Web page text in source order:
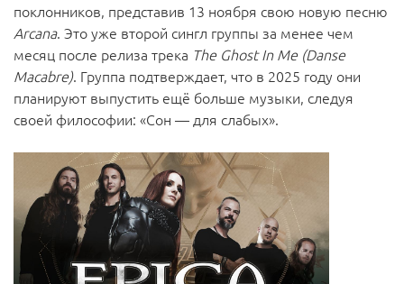
поклонников, представив 13 ноября свою новую песню
Arcana. Это уже второй сингл группы за менее чем
месяц после релиза трека The Ghost In Me (Danse
Macabre). Группа подтверждает, что в 2025 году они
планируют выпустить ещё больше музыки, следуя
своей философии: «Сон — для слабых».